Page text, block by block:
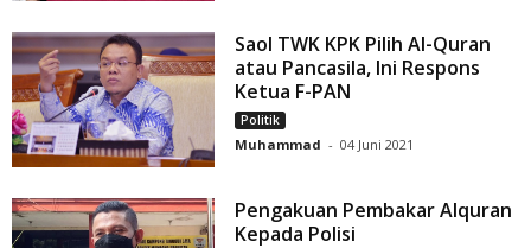
Saol TWK KPK Pilih Al-Quran
atau Pancasila, Ini Respons
Ketua F-PAN
Politik
Muhammad - 04 Juni 2021
Pengakuan Pembakar Alquran
Kepada Polisi